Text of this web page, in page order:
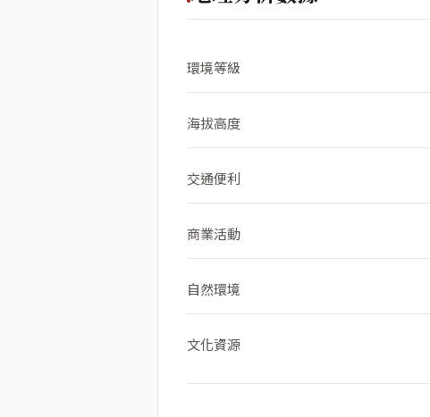
環境等級
海拔高度
交通便利
商業活動
自然環境
文化資源